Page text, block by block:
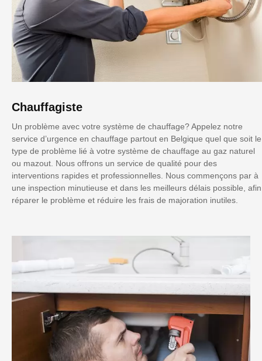
Chauffagiste
Un problème avec votre système de chauffage? Appelez notre
service d’urgence en chauffage partout en Belgique quel que soit le
type de problème lié à votre système de chauffage au gaz naturel
ou mazout. Nous offrons un service de qualité pour des
interventions rapides et professionnelles. Nous commençons par à
une inspection minutieuse et dans les meilleurs délais possible, afin
réparer le problème et réduire les frais de majoration inutiles.